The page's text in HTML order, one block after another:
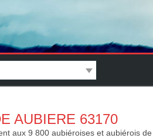
AUBIERE 63170
aux 9 800 aubiéroises et aubiérois